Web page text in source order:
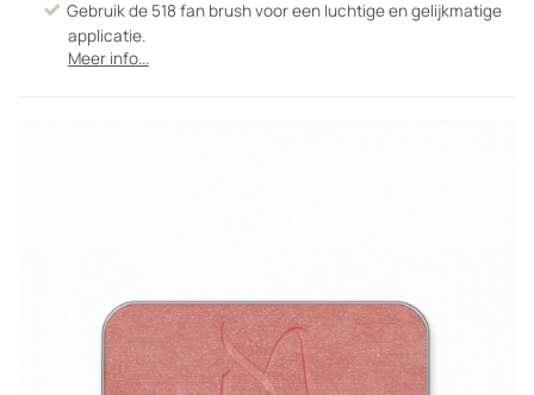
Gebruik de 518 fan brush voor een luchtige en gelijkmatige
applicatie.
Meer info...